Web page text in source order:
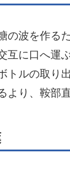
の波を作る
互に口へ運
トルの取り
より、鞍部